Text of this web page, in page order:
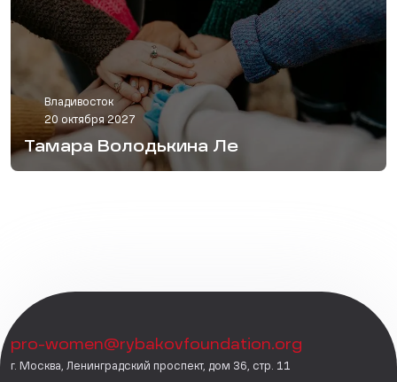
Владивосток
20 октября 2027
Тамара Володькина Ле
pro-women@rybakovfoundation.org
г. Москва, Ленинградский проспект, дом 36, стр. 11